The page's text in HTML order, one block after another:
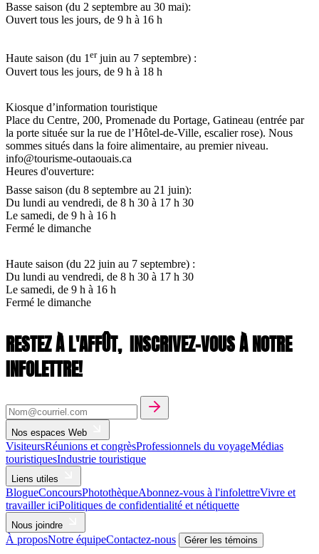
Basse saison (du 2 septembre au 30 mai):
Ouvert tous les jours, de 9 h à 16 h
Haute saison (du 1erjuin au 7 septembre) :
Ouvert tous les jours, de 9 h à 18 h
Kiosque d’information touristique
Place du Centre, 200, Promenade du Portage, Gatineau (entrée par
la porte située sur la rue de l’Hôtel-de-Ville, escalier rose). Nous
sommes situés dans la foire alimentaire, au premier niveau.
info@tourisme-outaouais.ca
Heures d'ouverture:
Basse saison (du 8 septembre au 21 juin):
Du lundi au vendredi, de 8 h 30 à 17 h 30
Le samedi, de 9 h à 16 h
Fermé le dimanche
Haute saison (du 22 juin au 7 septembre) :
Du lundi au vendredi, de 8 h 30 à 17 h 30
Le samedi, de 9 h à 16 h
Fermé le dimanche
RESTEZ À L'AFFÛT, INSCRIVEZ-VOUS À NOTRE
INFOLETTRE!
Nos espaces Web
VisiteursRéunions et congrèsProfessionnels du voyageMédias
touristiquesIndustrie touristique
Liens utiles
BlogueConcoursPhotothèqueAbonnez-vous à l'infolettreVivre et
travailler iciPolitiques de confidentialité et nétiquette
Nous joindre
À proposNotre équipeContactez-nous Gérer les témoins